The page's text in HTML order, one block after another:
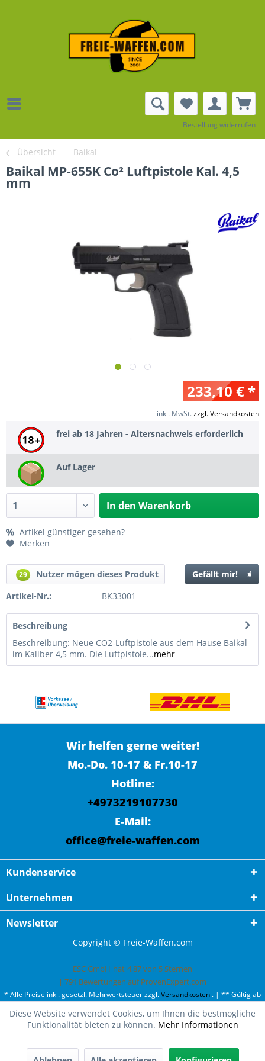
Bestellung widerrufen
Übersicht Baikal
Baikal MP-655K Co² Luftpistole Kal. 4,5
mm
233,10 € *
inkl. MwSt.zzgl. Versandkosten
frei ab 18 Jahren - Altersnachweis erforderlich
Auf Lager
In den Warenkorb
Artikel günstiger gesehen?
Merken
29 Nutzer mögen dieses Produkt
Gefällt mir!
Artikel-Nr.:
BK33001
Beschreibung
Beschreibung: Neue CO2-Luftpistole aus dem Hause Baikal
im Kaliber 4,5 mm. Die Luftpistole...mehr
Wir helfen gerne weiter!
Mo.-Do. 10-17 & Fr.10-17
Hotline:
+4973219107730
E-Mail:
office@freie-waffen.com
Kundenservice
Unternehmen
Newsletter
Copyright © Freie-Waffen.com
ESC GmbH hat 4,87von 5Sternen
| 791 Bewertungen auf ProvenExpert.com
* Alle Preise inkl. gesetzl. Mehrwertsteuer zzgl.Versandkosten . | ** Gültig ab
50¤ Bestellwert und einmal pro Kunde. | *** Innerhalb Deutschland,
ausgenommen Gefahrgut. Weitere Ländern finden Sie unterVersandkosten
Diese Website verwendet Cookies, um Ihnen die bestmögliche
Funktionalität bieten zu können. Mehr Informationen